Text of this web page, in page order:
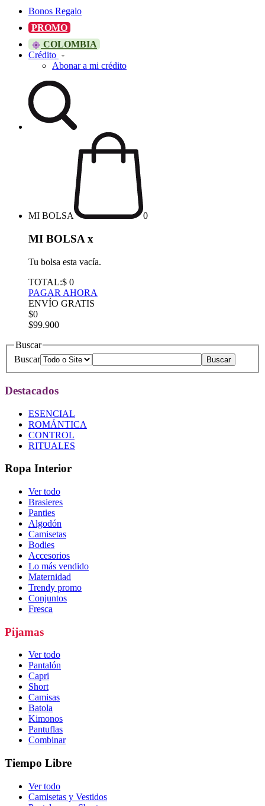
Bonos Regalo
PROMO
COLOMBIA
Crédito
Abonar a mi crédito
MI BOLSA 0
MI BOLSA x
Tu bolsa esta vacía.
TOTAL:$ 0
PAGAR AHORA
ENVÍO GRATIS
$0
$99.900
Buscar
Buscar
Destacados
ESENCIAL
ROMÁNTICA
CONTROL
RITUALES
Ropa Interior
Ver todo
Brasieres
Panties
Algodón
Camisetas
Bodies
Accesorios
Lo más vendido
Maternidad
Trendy promo
Conjuntos
Fresca
Pijamas
Ver todo
Pantalón
Capri
Short
Camisas
Batola
Kimonos
Pantuflas
Combinar
Tiempo Libre
Ver todo
Camisetas y Vestidos